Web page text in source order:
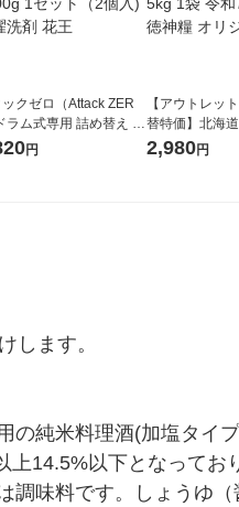
ックゼロ（Attack ZER
ラム式専用 詰め替え メ
ンボ 2300g 1セット
入) 洗濯洗剤 花王
円
【アウトレッ
替特価】北海道
し 無洗米 5kg 1
米 木徳神糧 オ
2,980円
します。
純米料理酒(加塩タイ
14.5%以下となってお
味料です。しょうゆ